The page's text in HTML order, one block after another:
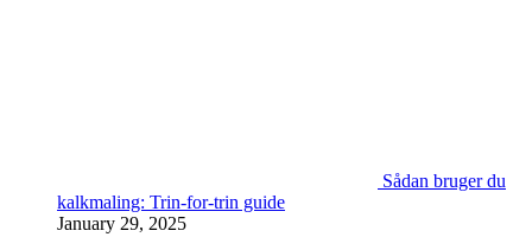
Sådan bruger du
kalkmaling: Trin-for-trin guide
January 29, 2025